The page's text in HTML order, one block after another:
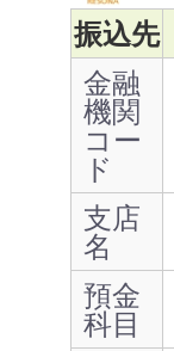
振込先
金融
機関
コー
ド
支店
名
預金
科目